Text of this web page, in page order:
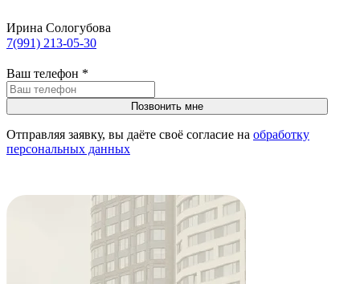
Ирина Сологубова
7(991) 213-05-30
Ваш телефон *
Отправляя заявку, вы даёте своё согласие на обработку
персональных данных